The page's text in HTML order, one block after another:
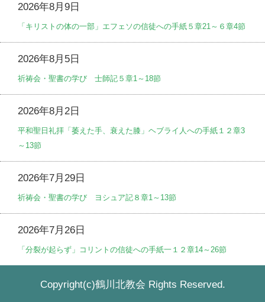
2026年8月9日
「キリストの体の一部」エフェソの信徒への手紙５章21～６章4節
2026年8月5日
祈祷会・聖書の学び 士師記５章1～18節
2026年8月2日
平和聖日礼拝「萎えた手、衰えた膝」ヘブライ人への手紙１２章3
～13節
2026年7月29日
祈祷会・聖書の学び ヨシュア記８章1～13節
2026年7月26日
「分裂が起らず」コリントの信徒への手紙一１２章14～26節
Copyright(c)鶴川北教会 Rights Reserved.